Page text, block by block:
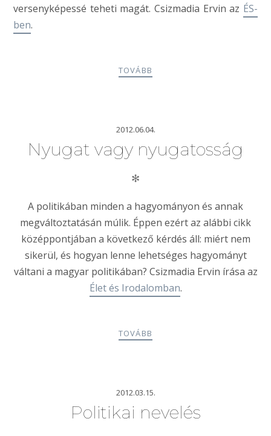
versenyképessé teheti magát. Csizmadia Ervin az ÉS-
ben.
TOVÁBB
2012.06.04.
Nyugat vagy nyugatosság
✻
A politikában minden a hagyományon és annak
megváltoztatásán múlik. Éppen ezért az alábbi cikk
középpontjában a következő kérdés áll: miért nem
sikerül, és hogyan lenne lehetséges hagyományt
váltani a magyar politikában? Csizmadia Ervin írása az
Élet és Irodalomban.
TOVÁBB
2012.03.15.
Politikai nevelés